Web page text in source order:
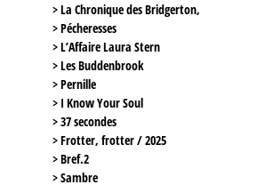
> La Chronique des Bridgerton,
> Pécheresses
> L’Affaire Laura Stern
> Les Buddenbrook
> Pernille
> I Know Your Soul
> 37 secondes
> Frotter, frotter / 2025
> Bref.2
> Sambre